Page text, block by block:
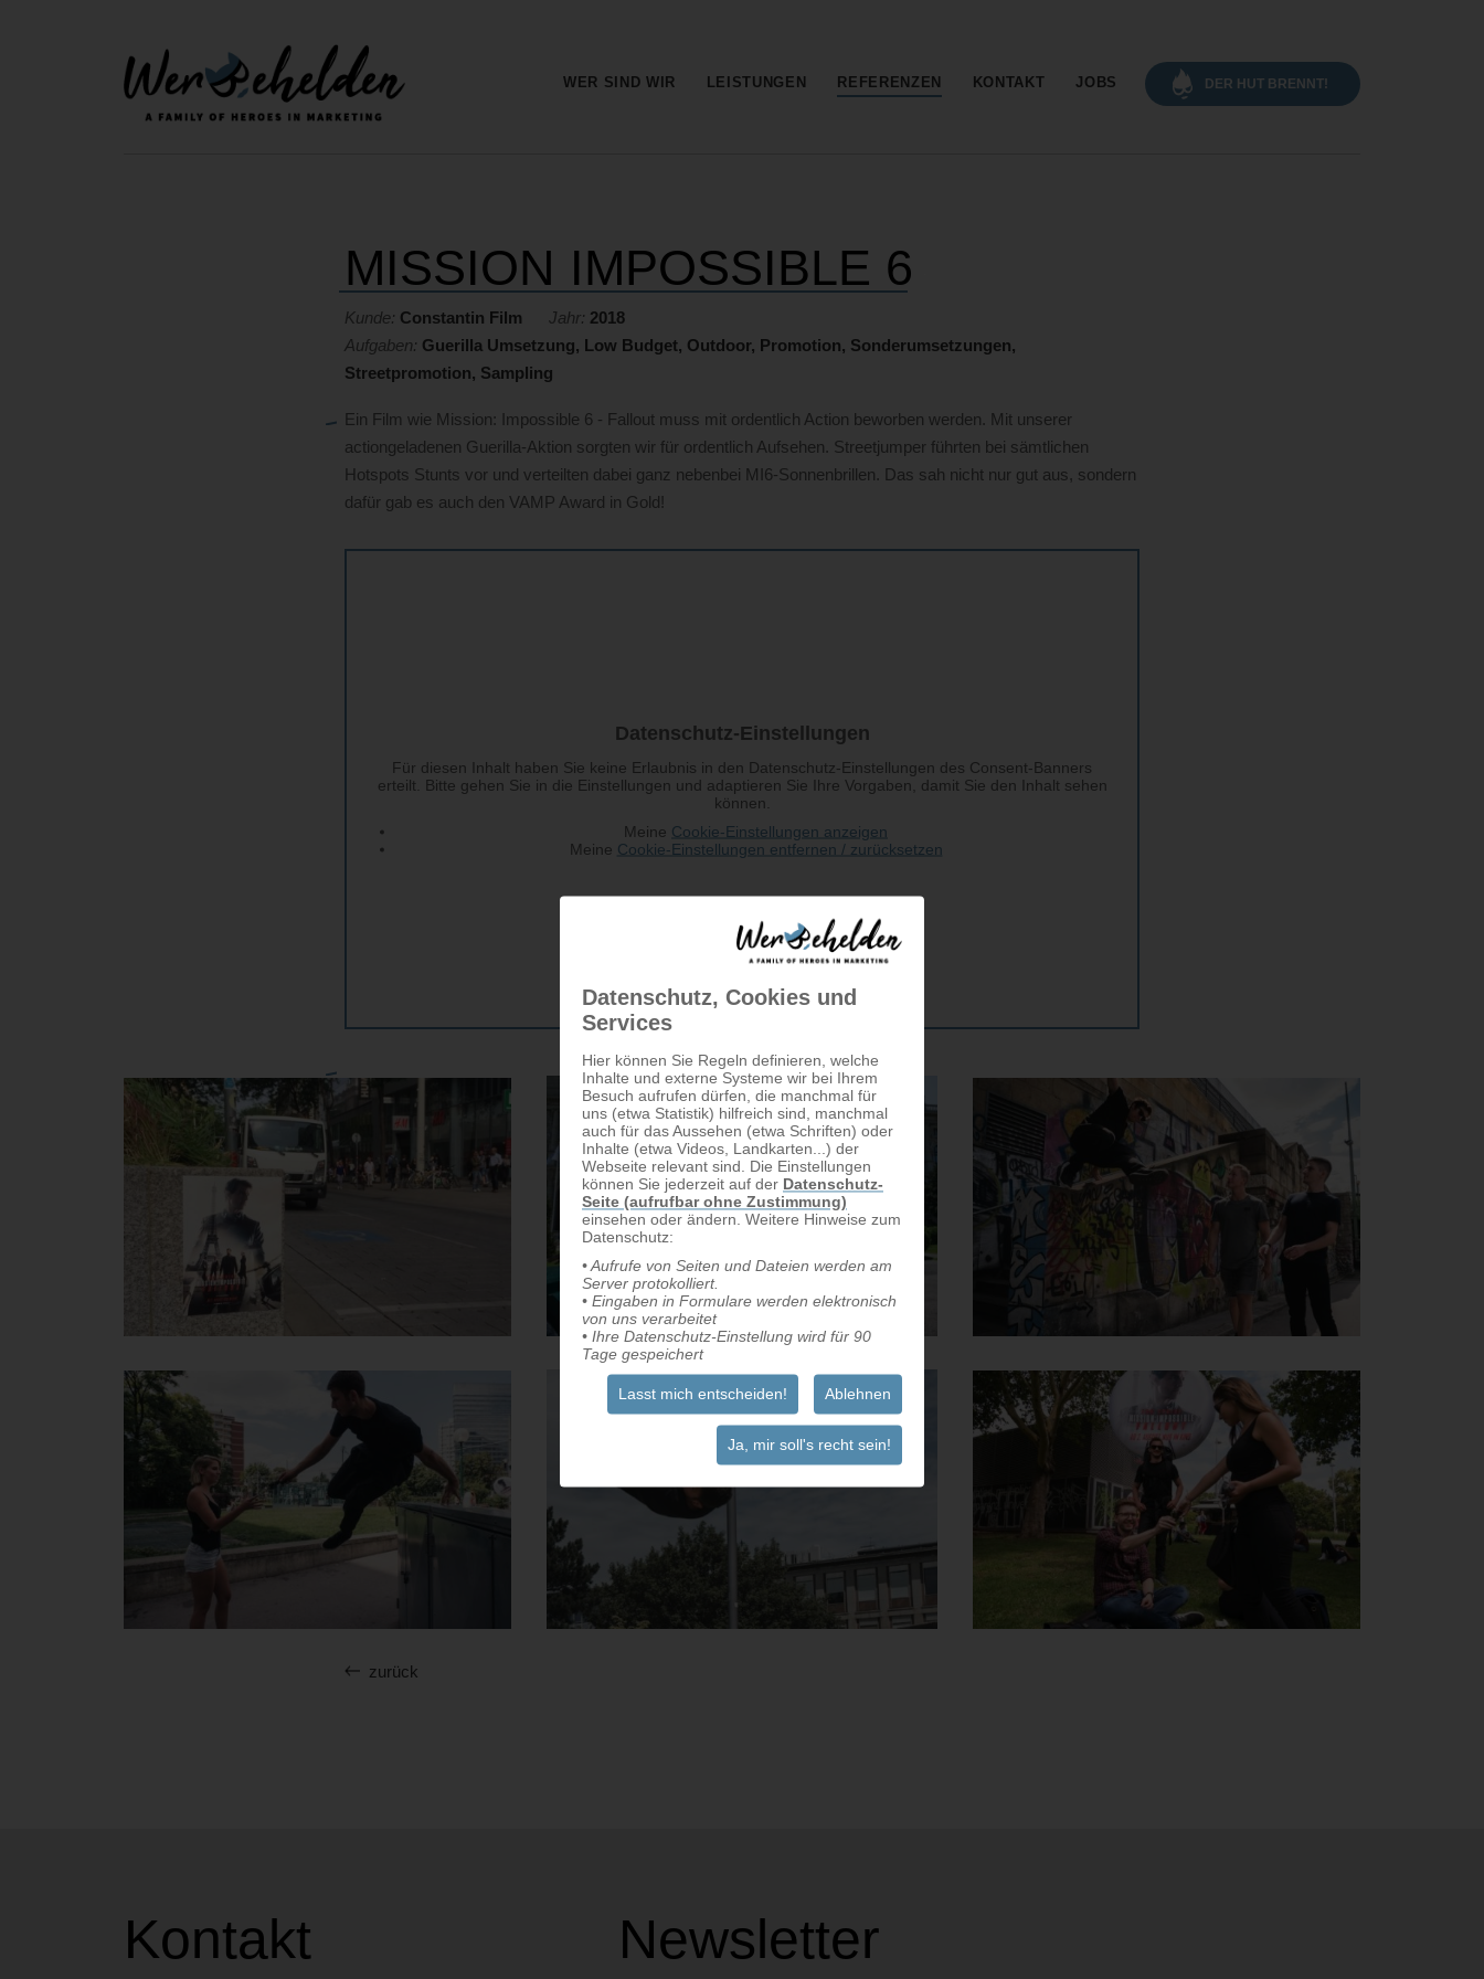
Datenschutz, Cookies und
Services
Hier können Sie Regeln definieren, welche
Inhalte und externe Systeme wir bei Ihrem
Besuch aufrufen dürfen, die manchmal für
uns (etwa Statistik) hilfreich sind, manchmal
auch für das Aussehen (etwa Schriften) oder
Inhalte (etwa Videos, Landkarten...) der
Webseite relevant sind. Die Einstellungen
können Sie jederzeit auf der Datenschutz-
Seite (aufrufbar ohne Zustimmung)
einsehen oder ändern. Weitere Hinweise zum
Datenschutz:
• Aufrufe von Seiten und Dateien werden am
Server protokolliert.
• Eingaben in Formulare werden elektronisch
von uns verarbeitet
• Ihre Datenschutz-Einstellung wird für 90
Tage gespeichert
Lasst mich entscheiden! Ablehnen
Ja, mir soll's recht sein!
der
Hauptnavigation
WER SIND WIR LEISTUNGEN REFERENZEN KONTAKT JOBS DER HUT BRENNT!
MISSION IMPOSSIBLE 6
Kunde: Constantin Film Jahr: 2018
Aufgaben: Guerilla Umsetzung, Low Budget, Outdoor, Promotion, Sonderumsetzungen,
Streetpromotion, Sampling
Ein Film wie Mission: Impossible 6 - Fallout muss mit ordentlich Action beworben werden. Mit unserer
actiongeladenen Guerilla-Aktion sorgten wir für ordentlich Aufsehen. Streetjumper führten bei sämtlichen
Hotspots Stunts vor und verteilten dabei ganz nebenbei MI6-Sonnenbrillen. Das sah nicht nur gut aus, sondern
dafür gab es auch den VAMP Award in Gold!
zurück
Kontakt Newsletter